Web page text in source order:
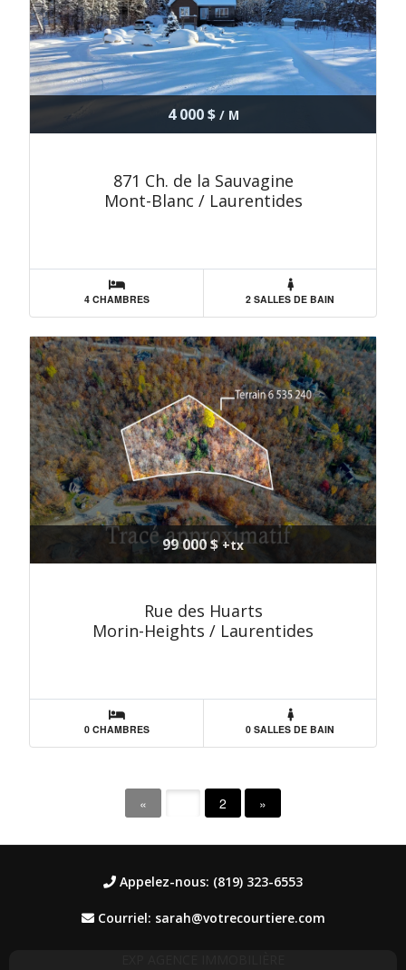
4 000 $/ M
871 Ch. de la Sauvagine
Mont-Blanc / Laurentides
4 CHAMBRES 2 SALLES DE BAIN
99 000 $+tx
Rue des Huarts
Morin-Heights / Laurentides
0 CHAMBRES 0 SALLES DE BAIN
« 2 »
Appelez-nous: (819) 323-6553
Courriel: sarah@votrecourtiere.com